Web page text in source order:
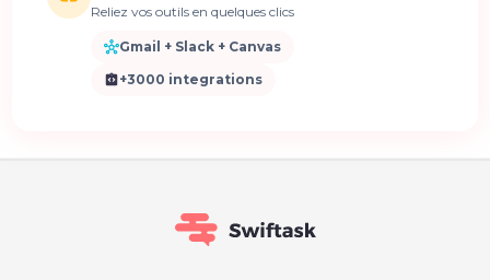
Reliez vos outils en quelques clics
Gmail + Slack + Canvas
+3000 integrations